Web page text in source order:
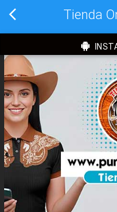
Tienda